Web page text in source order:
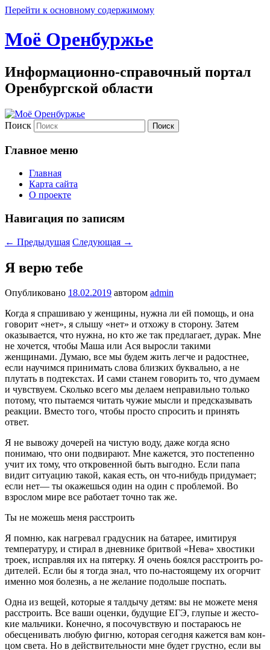
Перейти к основному содержимому
Моё Оренбуржье
Информационно-справочный портал
Оренбургской области
Поиск
Главное меню
Главная
Карта сайта
О проекте
Навигация по записям
← Предыдущая Следующая →
Я верю тебе
Опубликовано 18.02.2019 автором admin
Когда я спрашиваю у женщины, нужна ли ей помощь, и она
го­ворит «нет», я слышу «нет» и от­хожу в сторону. Затем
оказы­вается, что нужна, но кто же так предлагает, дурак. Мне
не хо­чется, чтобы Маша или Ася вы­росли такими
женщинами. Думаю, все мы будем жить лег­че и радостнее,
если научим­ся принимать слова близких буквально, а не
плутать в под­текстах. И сами станем гово­рить то, что думаем
и чувству­ем. Сколько всего мы делаем неправильно только
потому, что пытаемся читать чужие мыс­ли и предсказывать
реакции. Вместо того, чтобы просто спро­сить и принять
ответ.
Я не вывожу дочерей на чистую воду, даже когда ясно
понимаю, что они подвирают. Мне кажет­ся, это постепенно
учит их тому, что откровенной быть выгодно. Если папа
видит ситуацию та­кой, какая есть, он что-нибудь придумает;
если нет— ты ока­жешься один на один с пробле­мой. Во
взрослом мире все работает точно так же.
Ты не можешь меня расстроить
Я помню, как нагревал гра­дусник на батарее, имитируя
температуру, и стирал в днев­нике бритвой «Нева» хвостики
троек, исправляя их на пятерку. Я очень боялся расстроить ро­
дителей. Если бы я тогда знал, что по-настоящему их огорчит
именно моя болезнь, а не жела­ние подольше поспать.
Одна из вещей, которые я тал­дычу детям: вы не можете меня
расстроить. Все ваши оценки, будущие ЕГЭ, глупые и жесто­
кие мальчики. Конечно, я по­сочувствую и постараюсь не
обесценивать любую фигню, ко­торая сегодня кажется вам кон­
цом света. Но в действительнос­ти мне будет грустно, если вы